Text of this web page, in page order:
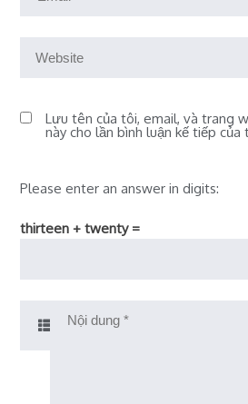
Lưu tên của tôi, email, và trang
này cho lần bình luận kế tiếp của
Please enter an answer in digits:
thirteen + twenty =